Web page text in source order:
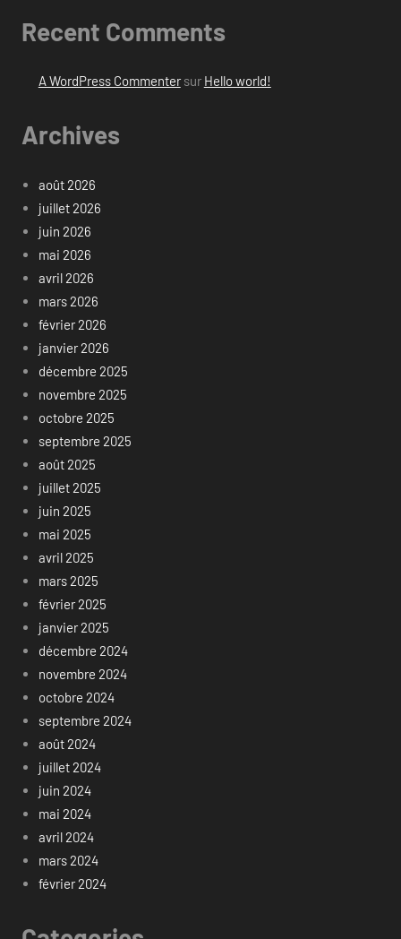
Recent Comments
A WordPress Commentersur Hello world!
Archives
août 2026
juillet 2026
juin 2026
mai 2026
avril 2026
mars 2026
février 2026
janvier 2026
décembre 2025
novembre 2025
octobre 2025
septembre 2025
août 2025
juillet 2025
juin 2025
mai 2025
avril 2025
mars 2025
février 2025
janvier 2025
décembre 2024
novembre 2024
octobre 2024
septembre 2024
août 2024
juillet 2024
juin 2024
mai 2024
avril 2024
mars 2024
février 2024